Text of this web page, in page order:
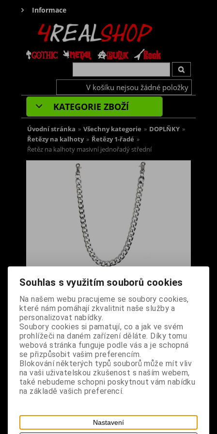
Informace
V košíku nejsou žádné položky
KATEGORIE ZBOŽÍ
Úvodní stránka » Všechny kategorie » DOPLŇKY »
Řetězy na kalhoty » Řetězy 1-řadé »
Řetěz na kalhoty masivní jednořadý střední
Cena s DPH:490 Kč
Dodání dny:skladem
ks
Koupit
Tabulky velikostí: zde
Výrobce:CZ
Katalogové číslo:DORERETBPUS5703
Záruka (měsíců): 24
Dotaz na výrobek
materiál: nemagnetický (lehčí) kov
Souhlas s využitím souborů cookies
Na našem webu pracujeme se soubory cookies,
které nám pomáhají zkvalitnit naše služby a
personalizovat nabídky.
Soubory cookies si pamatují, co a jak ve svém
prohlížeči na daném zařízení děláte. Díky tomu
webová stránka funguje podle vás a je schopná
se přizpůsobit vašim preferencím.
Blokování některých typů souborů může mít vliv
na vaši uživatelskou zkušenost s naším webem,
také nebudeme schopni poskytnout vám nabídku
na základě vašich preferencí.
Nastavení